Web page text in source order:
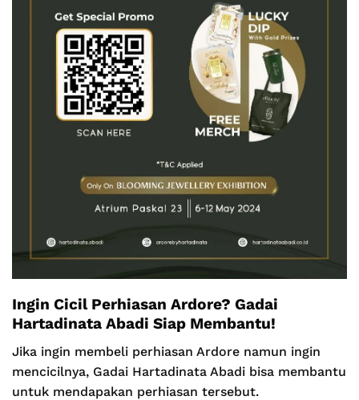
Ingin Cicil Perhiasan Ardore? Gadai
Hartadinata Abadi Siap Membantu!
Jika ingin membeli perhiasan Ardore namun ingin
mencicilnya, Gadai Hartadinata Abadi bisa membantu
untuk mendapakan perhiasan tersebut.